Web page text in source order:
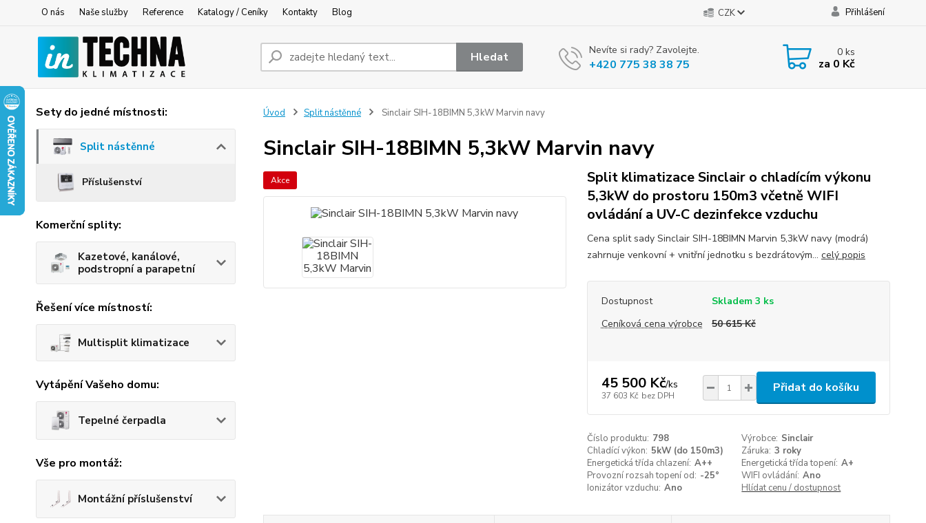
O nás Naše služby Reference Katalogy / Ceníky Kontakty Blog CZK Přihlášení
Hledat Nevíte si rady? Zavolejte.
+420 775 38 38 75
0ks
za 0 Kč
Sety do jedné místnosti:
Split nástěnné
Příslušenství
Komerční splity:
Kazetové, kanálové,
podstropní a parapetní
Řešení více místností:
Multisplit klimatizace
Vytápění Vašeho domu:
Tepelné čerpadla
Vše pro montáž:
Montážní příslušenství
Úvod Split nástěnné Sinclair SIH-18BIMN 5,3kW Marvin navy
Sinclair SIH-18BIMN 5,3kW Marvin navy
Akce
Split klimatizace Sinclair o chladícím výkonu
5,3kW do prostoru 150m3 včetně WIFI
ovládání a UV-C dezinfekce vzduchu
Cena split sady Sinclair SIH-18BIMN Marvin 5,3kW navy (modrá)
zahrnuje venkovní + vnitřní jednotku s bezdrátovým... celý popis
Dostupnost
Skladem 3 ks
Ceníková cena výrobce
50 615 Kč
45 500 Kč/ks
37 603 Kč bez DPH
Přidat do košíku
Číslo produktu: 798 Výrobce: Sinclair
Chladící výkon: 5kW (do 150m3) Záruka: 3 roky
Energetická třída chlazení: A++ Energetická třída topení: A+
Provozní rozsah topení od: -25° WIFI ovládání: Ano
Ionizátor vzduchu: Ano Hlídat cenu / dostupnost